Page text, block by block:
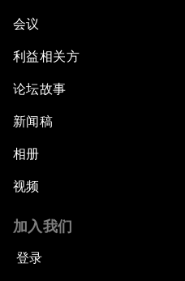
会议
利益相关方
论坛故事
新闻稿
相册
视频
加入我们
登录